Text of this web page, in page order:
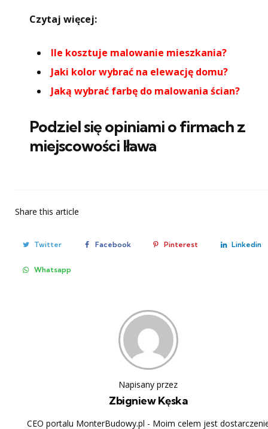
Czytaj więcej:
Ile kosztuje malowanie mieszkania?
Jaki kolor wybrać na elewację domu?
Jaką wybrać farbę do malowania ścian?
Podziel się opiniami o firmach z
miejscowości Iława
Share this article
Twitter Facebook Pinterest Linkedin
Whatsapp
Napisany przez
Zbigniew Kęska
CEO portalu MonterBudowy.pl - Moim celem jest